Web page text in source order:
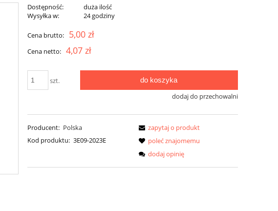
Dostępność:
duża ilość
Wysyłka w:
24 godziny
Cena brutto: 5,00 zł
Cena netto: 4,07 zł
szt. do koszyka
dodaj do przechowalni
Producent: Polska
Kod produktu: 3E09-2023E
zapytaj o produkt
poleć znajomemu
dodaj opinię